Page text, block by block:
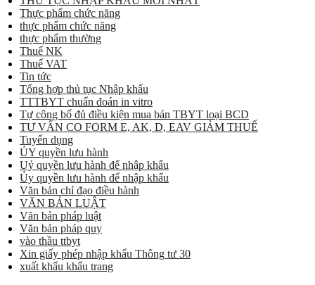
Thực phẩm chức năng
thực phẩm chức năng
thực phẩm thường
Thuế NK
Thuế VAT
Tin tức
Tổng hợp thủ tục Nhập khẩu
TTTBYT chuẩn đoán in vitro
Tự công bố đủ điều kiện mua bán TBYT loại BCD
TƯ VẤN CO FORM E, AK, D, EAV GIẢM THUẾ
Tuyển dụng
ỦY quyền lưu hành
Uỷ quyền lưu hành để nhập khẩu
Ủy quyền lưu hành để nhập khẩu
Văn bản chỉ đạo điều hành
VĂN BẢN LUẬT
Văn bản pháp luật
Văn bản pháp quy
vào thầu ttbyt
Xin giấy phép nhập khẩu Thông tư 30
xuất khẩu khẩu trang